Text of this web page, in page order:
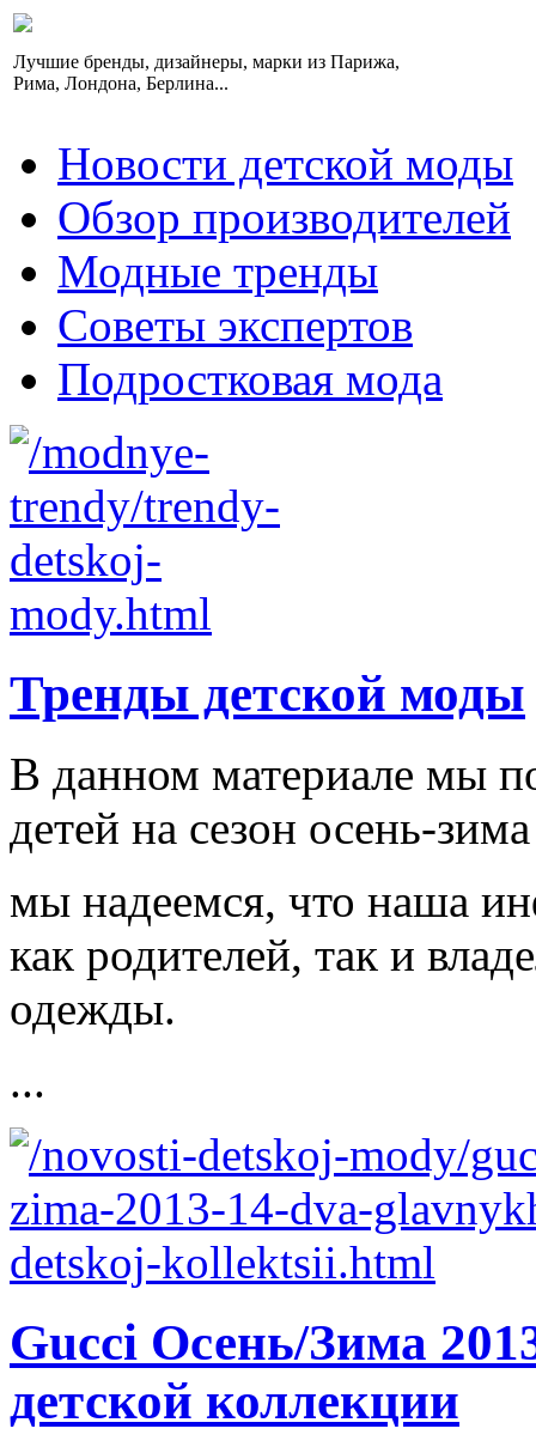
Лучшие бренды, дизайнеры, марки из Парижа,
Рима, Лондона, Берлина...
Новости детской моды
Обзор производителей
Модные тренды
Советы экспертов
Подростковая мода
Тренды детской моды
В данном материале мы
детей на сезон осень-
мы надеемся, что наша
как родителей, так и
одежды.
...
Gucci Осень/Зима
детской коллекции